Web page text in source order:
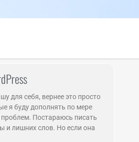
для себя, вернее это просто
я буду дополнять по мере
Постараюсь писать
и лишних слов. Но если она